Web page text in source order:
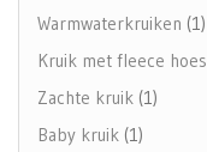
Warmwaterkruiken (1)
Kruik met fleece hoes
Zachte kruik (1)
Baby kruik (1)